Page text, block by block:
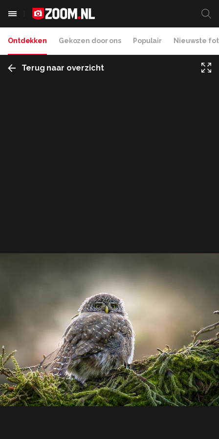
Ontdekken Gekozen door ons Populair Nieuwste
Terug naar overzicht